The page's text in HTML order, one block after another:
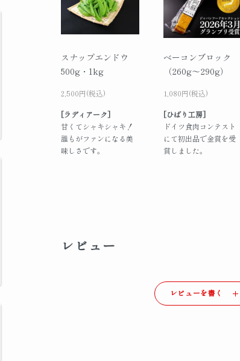
スナップエンドウ
500g・1kg
2,500円(税込)
[ラディアーク]
甘くてシャキシャキ！
誰もがファンになる美
味しさです。
ベーコンブロック
（260g～290g）
1,080円(税込)
[ひばり工房]
ドイツ食肉コンテスト
にて初出品で金賞を受
賞しました。
レビュー
レビューを書く